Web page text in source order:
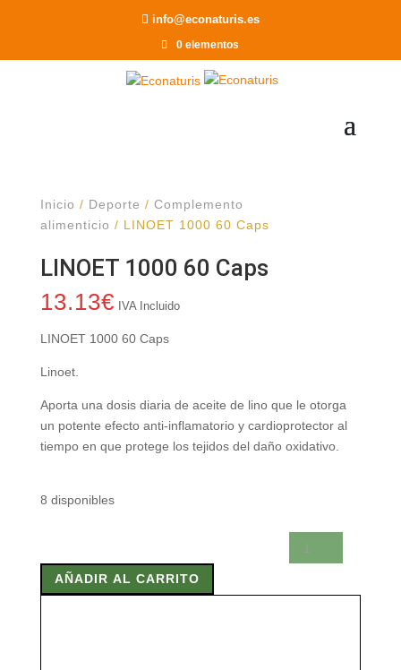
info@econaturis.es
0 elementos
Inicio / Deporte / Complemento
alimenticio / LINOET 1000 60 Caps
LINOET 1000 60 Caps
13.13€ IVA Incluido
LINOET 1000 60 Caps
Linoet.
Aporta una dosis diaria de aceite de lino que le otorga
un potente efecto anti-inflamatorio y cardioprotector al
tiempo en que protege los tejidos del daño oxidativo.
8 disponibles
1000
AÑADIR AL CARRITO